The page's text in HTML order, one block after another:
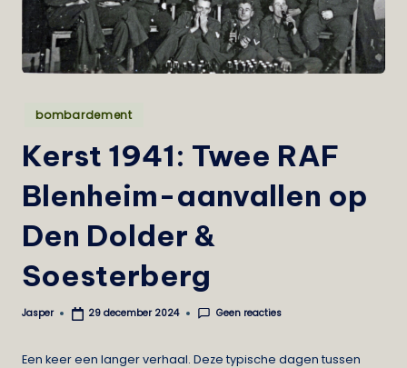
g
Z
e
t
Geplaatst
bombardement
Kerst 1941: Twee RAF
Blenheim-aanvallen op
Den Dolder &
Soesterberg
Geplaatst
Jasper 29 december 2024 Geen reacties
Een keer een langer verhaal. Deze typische dagen tussen